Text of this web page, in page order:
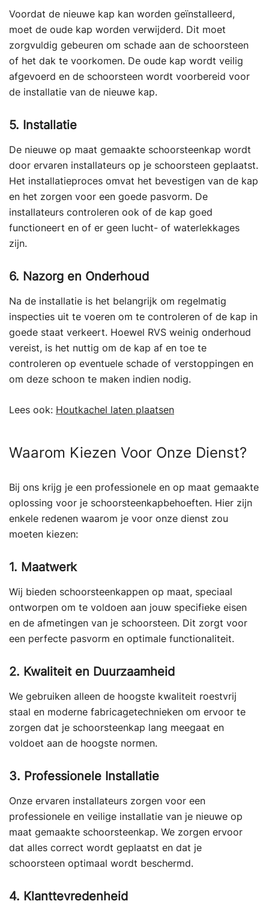
Voordat de nieuwe kap kan worden geïnstalleerd,
moet de oude kap worden verwijderd. Dit moet
zorgvuldig gebeuren om schade aan de schoorsteen
of het dak te voorkomen. De oude kap wordt veilig
afgevoerd en de schoorsteen wordt voorbereid voor
de installatie van de nieuwe kap.
5. Installatie
De nieuwe op maat gemaakte schoorsteenkap wordt
door ervaren installateurs op je schoorsteen geplaatst.
Het installatieproces omvat het bevestigen van de kap
en het zorgen voor een goede pasvorm. De
installateurs controleren ook of de kap goed
functioneert en of er geen lucht- of waterlekkages
zijn.
6. Nazorg en Onderhoud
Na de installatie is het belangrijk om regelmatig
inspecties uit te voeren om te controleren of de kap in
goede staat verkeert. Hoewel RVS weinig onderhoud
vereist, is het nuttig om de kap af en toe te
controleren op eventuele schade of verstoppingen en
om deze schoon te maken indien nodig.
Lees ook: Houtkachel laten plaatsen
Waarom Kiezen Voor Onze Dienst?
Bij ons krijg je een professionele en op maat gemaakte
oplossing voor je schoorsteenkapbehoeften. Hier zijn
enkele redenen waarom je voor onze dienst zou
moeten kiezen:
1. Maatwerk
Wij bieden schoorsteenkappen op maat, speciaal
ontworpen om te voldoen aan jouw specifieke eisen
en de afmetingen van je schoorsteen. Dit zorgt voor
een perfecte pasvorm en optimale functionaliteit.
2. Kwaliteit en Duurzaamheid
We gebruiken alleen de hoogste kwaliteit roestvrij
staal en moderne fabricagetechnieken om ervoor te
zorgen dat je schoorsteenkap lang meegaat en
voldoet aan de hoogste normen.
3. Professionele Installatie
Onze ervaren installateurs zorgen voor een
professionele en veilige installatie van je nieuwe op
maat gemaakte schoorsteenkap. We zorgen ervoor
dat alles correct wordt geplaatst en dat je
schoorsteen optimaal wordt beschermd.
4. Klanttevredenheid